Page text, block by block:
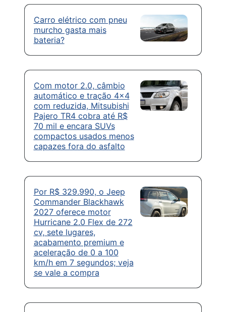
Carro elétrico com pneu
murcho gasta mais
bateria?
Com motor 2.0, câmbio
automático e tração 4×4
com reduzida, Mitsubishi
Pajero TR4 cobra até R$
70 mil e encara SUVs
compactos usados menos
capazes fora do asfalto
Por R$ 329.990, o Jeep
Commander Blackhawk
2027 oferece motor
Hurricane 2.0 Flex de 272
cv, sete lugares,
acabamento premium e
aceleração de 0 a 100
km/h em 7 segundos; veja
se vale a compra